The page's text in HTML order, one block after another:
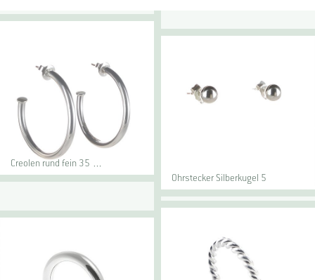
Creolen rund fein 35 …
Ohrstecker Silberkugel 5